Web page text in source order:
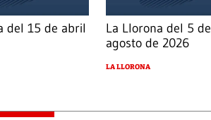
del 15 de abril
La Llorona del 5 de
agosto de 2026
LA LLORONA